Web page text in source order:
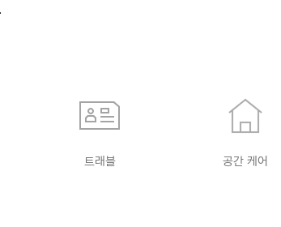
트래블 공간 케어